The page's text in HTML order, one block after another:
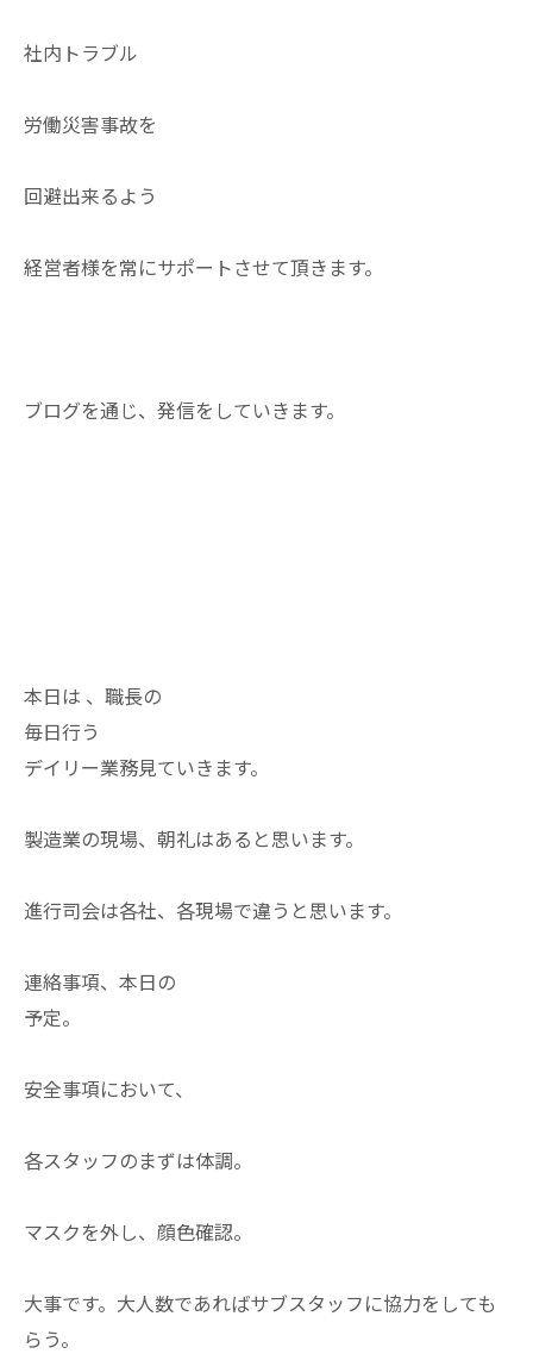
社内トラブル
労働災害事故を
回避出来るよう
経営者様を常にサポートさせて頂きます。
ブログを通じ、発信をしていきます。
本日は 、職長の
毎日行う
デイリー業務見ていきます。
製造業の現場、朝礼はあると思います。
進行司会は各社、各現場で違うと思います。
連絡事項、本日の
予定。
安全事項において、
各スタッフのまずは体調。
マスクを外し、顔色確認。
大事です。大人数であればサブスタッフに協力をしても
らう。